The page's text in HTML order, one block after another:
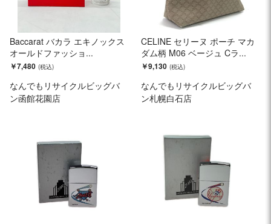
Baccarat バカラ エキノックス
オールドファッショ...
￥7,480
なんでもリサイクルビッグバ
ン函館花園店
CELINE セリーヌ ポーチ マカ
ダム柄 M06 ベージュ Cラ...
￥9,130
なんでもリサイクルビッグバ
ン札幌白石店